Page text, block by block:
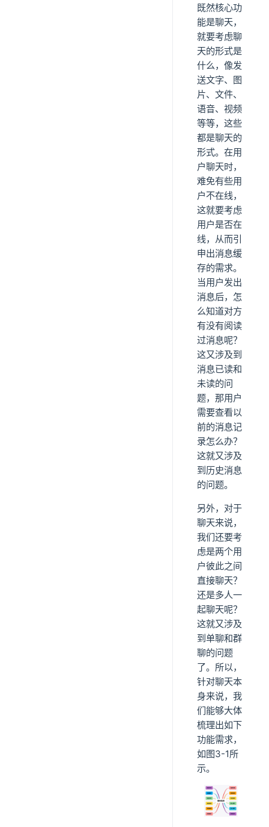
既然核心功
能是聊天，
就要考虑聊
天的形式是
什么，像发
送文字、图
片、文件、
语音、视频
等等，这些
都是聊天的
形式。在用
户聊天时，
难免有些用
户不在线，
这就要考虑
用户是否在
线，从而引
申出消息缓
存的需求。
当用户发出
消息后，怎
么知道对方
有没有阅读
过消息呢？
这又涉及到
消息已读和
未读的问
题，那用户
需要查看以
前的消息记
录怎么办？
这就又涉及
到历史消息
的问题。
另外，对于
聊天来说，
我们还要考
虑是两个用
户彼此之间
直接聊天？
还是多人一
起聊天呢？
这就又涉及
到单聊和群
聊的问题
了。所以，
针对聊天本
身来说，我
们能够大体
梳理出如下
功能需求，
如图3-1所
示。